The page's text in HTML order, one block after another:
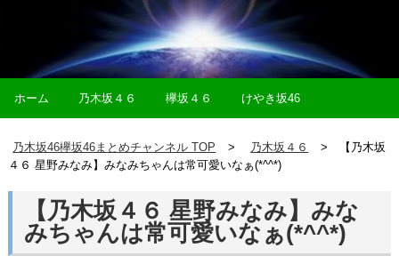
ホーム 乃木坂４６ 欅坂４６ けやき坂46
乃木坂46欅坂46まとめチャンネル TOP 乃木坂４６
【乃木坂
４６ 星野みなみ】みなみちゃんは常可愛いなぁ(*^^*)
【乃木坂４６ 星野みなみ】みな
みちゃんは常可愛いなぁ(*^^*)